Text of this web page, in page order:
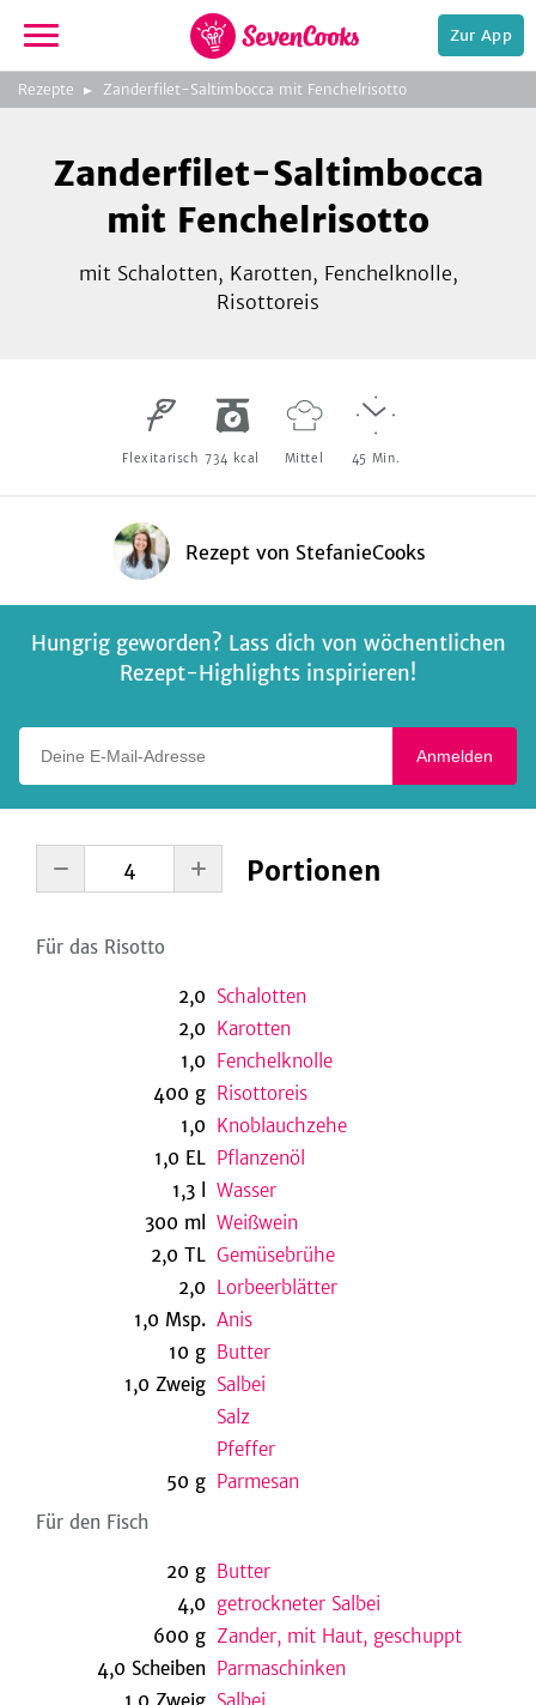
zur
Startseite
Zur App
Rezepte Zanderfilet-Saltimbocca mit Fenchelrisotto
zeigen
Bild
3
zeigen
Zanderfilet-Saltimbocca
mit Fenchelrisotto
mit Schalotten, Karotten, Fenchelknolle,
Risottoreis
Flexitarisch 734 kcal Mittel 45 Min.
Rezeptvon StefanieCooks
Hungrig geworden? Lass dich von wöchentlichen
Rezept-Highlights inspirieren!
Anmelden
Portionen
Für das Risotto
2,0 Schalotten
2,0 Karotten
1,0 Fenchelknolle
400 g Risottoreis
1,0 Knoblauchzehe
1,0 EL Pflanzenöl
1,3
Wasser
300 ml
Weißwein
2,0 TL Gemüsebrühe
2,0 Lorbeerblätter
1,0 Msp. Anis
10 g Butter
1,0 Zweig Salbei
Salz
Pfeffer
50 g Parmesan
Für den Fisch
20 g Butter
4,0 getrockneter Salbei
600 g Zander, mit Haut, geschuppt
4,0 Scheiben Parmaschinken